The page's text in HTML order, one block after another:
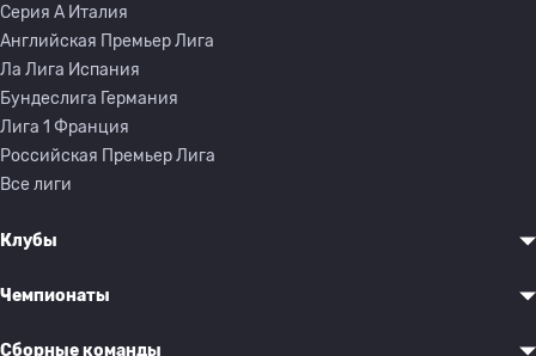
Серия A Италия
Английская Премьер Лига
Ла Лига Испания
Бундеслига Германия
Лига 1 Франция
Российская Премьер Лига
Все лиги
Клубы
Чемпионаты
Сборные команды